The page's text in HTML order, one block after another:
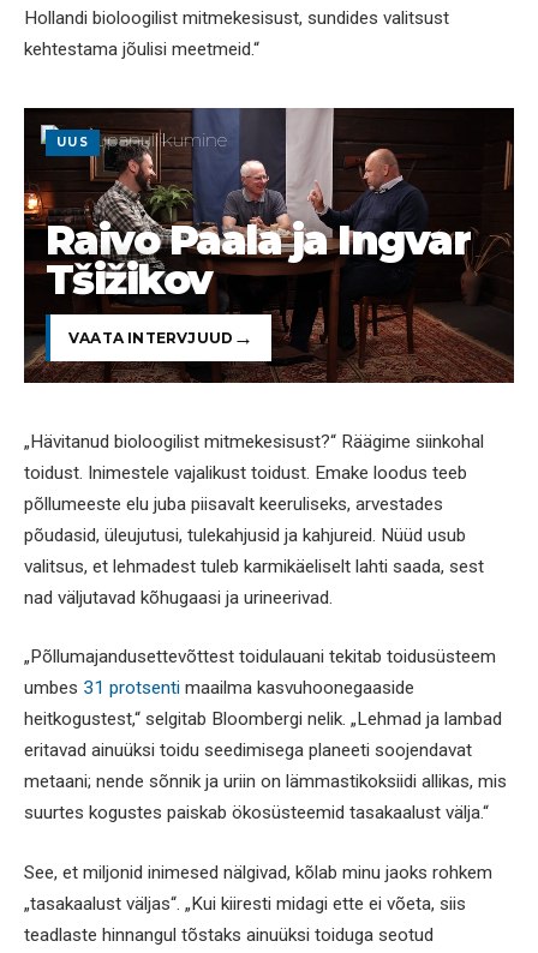
Hollandi bioloogilist mitmekesisust, sundides valitsust
kehtestama jõulisi meetmeid.“
UUS
Raivo Paala ja Ingvar
Tšižikov
VAATA INTERVJUUD
„Hävitanud bioloogilist mitmekesisust?“ Räägime siinkohal
toidust. Inimestele vajalikust toidust. Emake loodus teeb
põllumeeste elu juba piisavalt keeruliseks, arvestades
põudasid, üleujutusi, tulekahjusid ja kahjureid. Nüüd usub
valitsus, et lehmadest tuleb karmikäeliselt lahti saada, sest
nad väljutavad kõhugaasi ja urineerivad.
„Põllumajandusettevõttest toidulauani tekitab toidusüsteem
umbes 31 protsenti maailma kasvuhoonegaaside
heitkogustest,“ selgitab Bloombergi nelik. „Lehmad ja lambad
eritavad ainuüksi toidu seedimisega planeeti soojendavat
metaani; nende sõnnik ja uriin on lämmastikoksiidi allikas, mis
suurtes kogustes paiskab ökosüsteemid tasakaalust välja.“
See, et miljonid inimesed nälgivad, kõlab minu jaoks rohkem
„tasakaalust väljas“. „Kui kiiresti midagi ette ei võeta, siis
teadlaste hinnangul tõstaks ainuüksi toiduga seotud